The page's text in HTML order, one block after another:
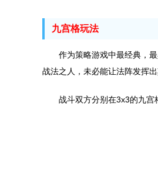
九宫格玩法
作为策略游戏中最经典，
战法之人，未必能让法阵发挥出
战斗双方分别在3x3的九宫